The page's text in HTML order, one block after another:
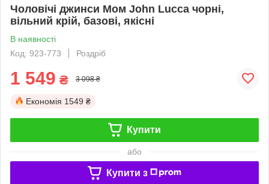
Чоловічі джинси Мом John Lucca чорні,
вільний крій, базові, якісні
В наявності
Код: 923-773
Роздріб
1 549 ₴ 3 098 ₴
Економія 1549 ₴
Купити
або
Купити з